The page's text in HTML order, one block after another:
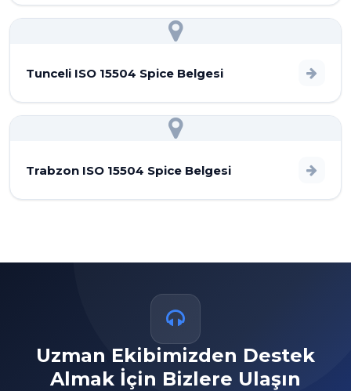
Tunceli ISO 15504 Spice Belgesi
Trabzon ISO 15504 Spice Belgesi
Uzman Ekibimizden Destek
Almak İçin Bizlere Ulaşın